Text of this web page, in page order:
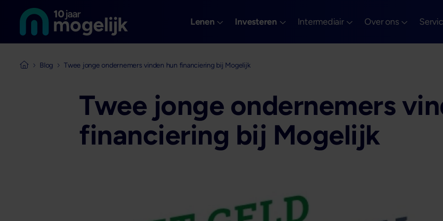
Overslaan en naar de inhoud gaan
Naar de homepage van
Lenen Investeren Intermediair Over ons
Naar de homepage van Mogelijk Vastgoedfinancieringen
Blog Twee jonge ondernemers vinden hun financiering bij Mogelijk
Twee jonge ondernemers
financiering bij Mogelijk